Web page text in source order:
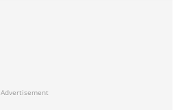
Advertisement